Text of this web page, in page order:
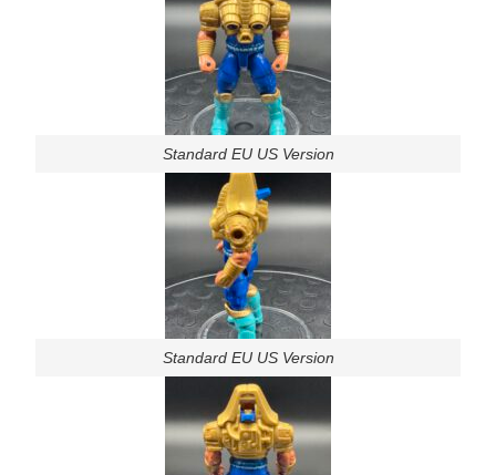
Standard EU US Version
Standard EU US Version